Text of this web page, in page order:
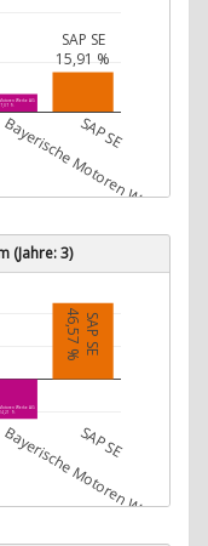
Motoren Werke AG
7,07 %
SAP SE
15,91 %
Bayerische Motoren Werke AG
SAP SE
(Jahre: 3)
Motoren Werke AG
%
SAP SE
46,57 %
Bayerische Motoren Werke AG
SAP SE